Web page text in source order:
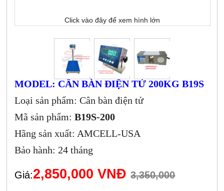
Click vào đây để xem hình lớn
MODEL: CÂN BÀN ĐIỆN TỬ 200KG B19S
Loại sản phẩm: Cân bàn điện tử
Mã sản phẩm:B19S-200
Hãng sản xuất: AMCELL-USA
Bảo hành: 24 tháng
Giá:2,850,000 VNĐ3,350,000